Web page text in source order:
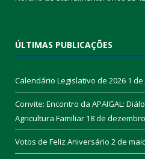
ÚLTIMAS PUBLICAÇÕES
Calendário Legislativo de 2026 1
Convite: Encontro da APAIGAL:
Agricultura Familiar 18 de
Votos de Feliz Aniversário 2 de